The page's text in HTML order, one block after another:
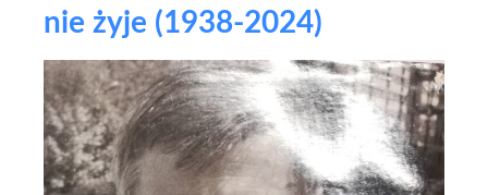
nie żyje (1938-2024)